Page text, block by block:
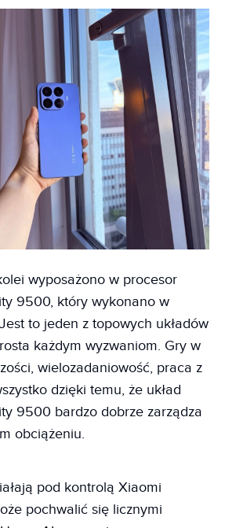
wyposażono w procesor
9500, który wykonano w
to jeden z topowych układów
każdym wyzwaniom. Gry w
wielozadaniowość, praca z
dzięki temu, że układ
9500 bardzo dobrze zarządza
obciążeniu.
pod kontrolą Xiaomi
pochwalić się licznymi